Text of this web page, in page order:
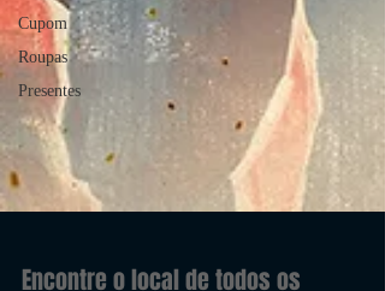
Cupom
Roupas
Presentes